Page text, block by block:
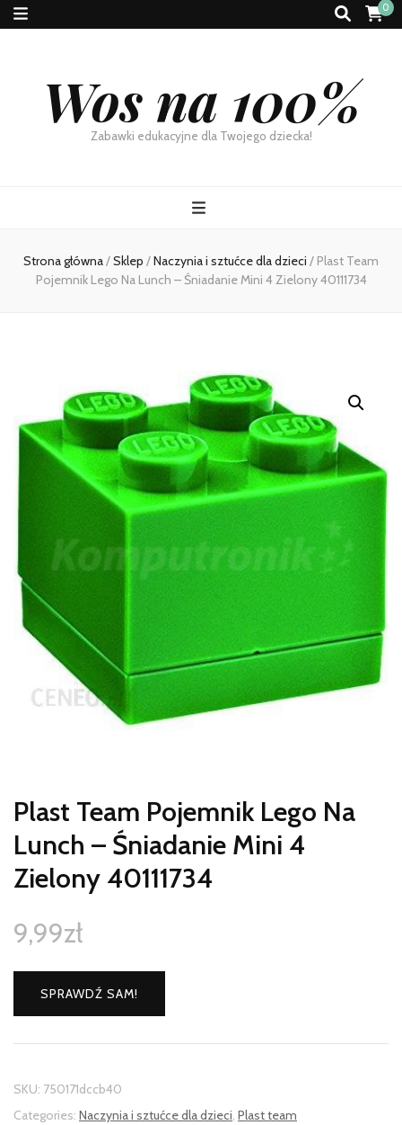
0
Wos na 100%
Zabawki edukacyjne dla Twojego dziecka!
Strona główna/Sklep /Naczynia i sztućce dla dzieci / Plast Team
Pojemnik Lego Na Lunch – Śniadanie Mini 4 Zielony 40111734
Plast Team Pojemnik Lego Na
Lunch – Śniadanie Mini 4
Zielony 40111734
9,99zł
SPRAWDŹ SAM!
SKU: 750171dccb40
Categories: Naczynia i sztućce dla dzieci, Plast team